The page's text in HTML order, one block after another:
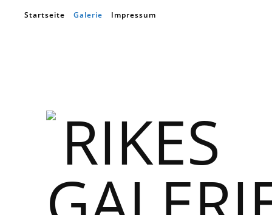
Startseite Galerie Impressum